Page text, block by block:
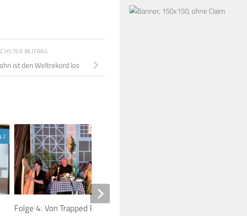
BEITRAG
ist den Weltrekord los
2
Folge 4: Von Trapped Family streamen